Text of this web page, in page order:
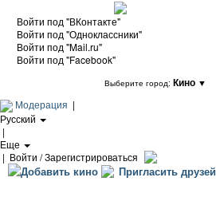
Войти под "ВКонтакте"
Войти под "Одноклассники"
Войти под "Mail.ru"
Войти под "Facebook"
Выберите город: Кино ▼
Модерация |
Русский
|
Еще
| Войти / Зарегистрироваться
Добавить кино Пригласить